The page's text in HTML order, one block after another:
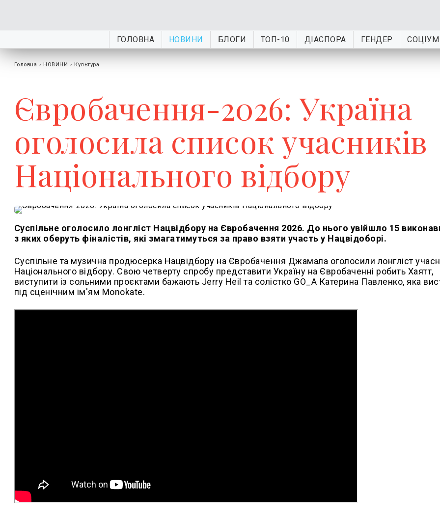
ГОЛОВНА НОВИНИ БЛОГИ ТОП-10 ДІАСПОРА ГЕНДЕР СОЦІУМ
Головна › НОВИНИ › Культура
Євробачення-2026: Україна
оголосила список учасників
Національного відбору
Суспільне оголосило лонгліст Нацвідбору на Євробачення 2026. До нього увійшло 15
з яких оберуть фіналістів, які змагатимуться за право взяти участь у Нацвідоборі.
Суспільне та музична продюсерка Нацвідбору на Євробачення Джамала оголосили лонгліст
Національного відбору. Свою четверту спробу представити Україну на Євробаченні робить Хаятт,
виступити із сольними проєктами бажають Jerry Heil та солістко GO_A Катерина Павленко, яка
під сценічним ім'ям Monokate.